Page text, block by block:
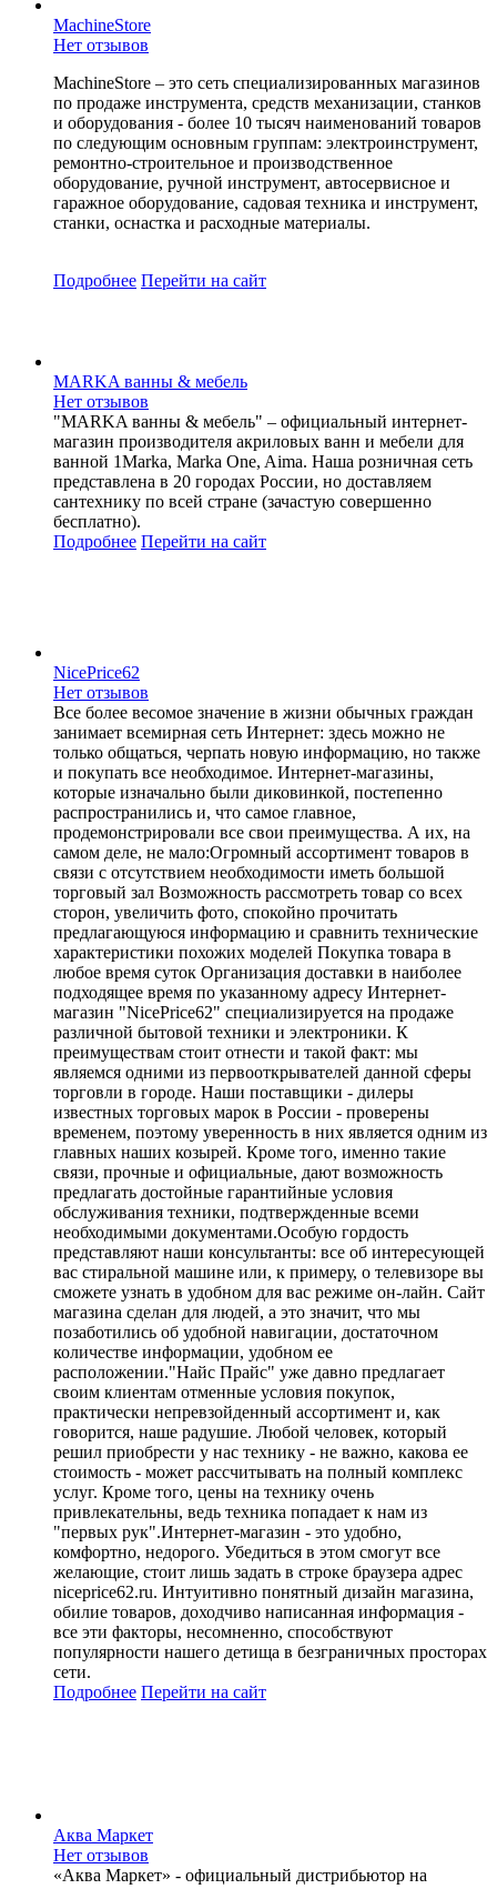
MachineStore
Нет отзывов
MachineStore – это сеть специализированных магазинов
по продаже инструмента, средств механизации, станков
и оборудования - более 10 тысяч наименований товаров
по следующим основным группам: электроинструмент,
ремонтно-строительное и производственное
оборудование, ручной инструмент, автосервисное и
гаражное оборудование, садовая техника и инструмент,
станки, оснастка и расходные материалы.
Подробнее Перейти на сайт
MARKA ванны & мебель
Нет отзывов
"MARKA ванны & мебель" – официальный интернет-
магазин производителя акриловых ванн и мебели для
ванной 1Marka, Marka One, Aima. Наша розничная сеть
представлена в 20 городах России, но доставляем
сантехнику по всей стране (зачастую совершенно
бесплатно).
Подробнее Перейти на сайт
NicePrice62
Нет отзывов
Все более весомое значение в жизни обычных граждан
занимает всемирная сеть Интернет: здесь можно не
только общаться, черпать новую информацию, но также
и покупать все необходимое. Интернет-магазины,
которые изначально были диковинкой, постепенно
распространились и, что самое главное,
продемонстрировали все свои преимущества. А их, на
самом деле, не мало:Огромный ассортимент товаров в
связи с отсутствием необходимости иметь большой
торговый зал Возможность рассмотреть товар со всех
сторон, увеличить фото, спокойно прочитать
предлагающуюся информацию и сравнить технические
характеристики похожих моделей Покупка товара в
любое время суток Организация доставки в наиболее
подходящее время по указанному адресу Интернет-
магазин "NicePrice62" специализируется на продаже
различной бытовой техники и электроники. К
преимуществам стоит отнести и такой факт: мы
являемся одними из первооткрывателей данной сферы
торговли в городе. Наши поставщики - дилеры
известных торговых марок в России - проверены
временем, поэтому уверенность в них является одним из
главных наших козырей. Кроме того, именно такие
связи, прочные и официальные, дают возможность
предлагать достойные гарантийные условия
обслуживания техники, подтвержденные всеми
необходимыми документами.Особую гордость
представляют наши консультанты: все об интересующей
вас стиральной машине или, к примеру, о телевизоре вы
сможете узнать в удобном для вас режиме он-лайн. Сайт
магазина сделан для людей, а это значит, что мы
позаботились об удобной навигации, достаточном
количестве информации, удобном ее
расположении."Найс Прайс" уже давно предлагает
своим клиентам отменные условия покупок,
практически непревзойденный ассортимент и, как
говорится, наше радушие. Любой человек, который
решил приобрести у нас технику - не важно, какова ее
стоимость - может рассчитывать на полный комплекс
услуг. Кроме того, цены на технику очень
привлекательны, ведь техника попадает к нам из
"первых рук".Интернет-магазин - это удобно,
комфортно, недорого. Убедиться в этом смогут все
желающие, стоит лишь задать в строке браузера адрес
niceprice62.ru. Интуитивно понятный дизайн магазина,
обилие товаров, доходчиво написанная информация -
все эти факторы, несомненно, способствуют
популярности нашего детища в безграничных просторах
сети.
Подробнее Перейти на сайт
Аква Маркет
Нет отзывов
«Аква Маркет» - официальный дистрибьютор на